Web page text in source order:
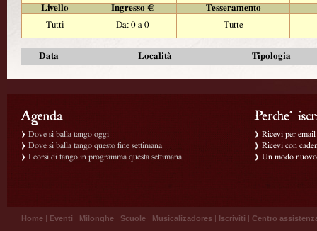
Livello
Ingresso €
Tesseramento
Tutti
Da: 0 a 0 Tutte
Data Località Tipologia
Dove si balla tango oggi
Dove si balla tango questo fine settimana
I corsi di tango in programma questa settimana
Ricevi per
Ricevi con
Un modo
Home | Eventi | Milonghe | Scuole | Musicalizadores | Iscriviti | Centro